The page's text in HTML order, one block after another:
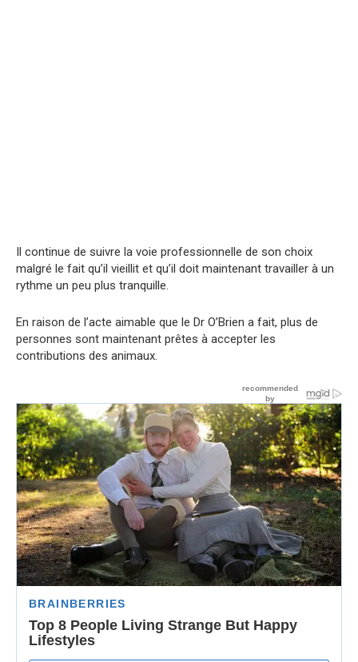
Il continue de suivre la voie professionnelle de son choix
malgré le fait qu’il vieillit et qu’il doit maintenant travailler à un
rythme un peu plus tranquille.
En raison de l’acte aimable que le Dr O’Brien a fait, plus de
personnes sont maintenant prêtes à accepter les
contributions des animaux.